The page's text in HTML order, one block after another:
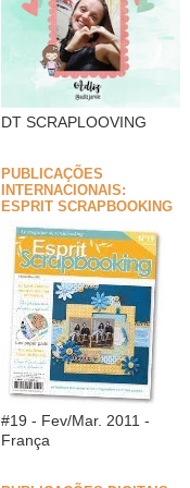
DT SCRAPLOOVING
PUBLICAÇÕES
INTERNACIONAIS:
ESPRIT SCRAPBOOKING
#19 - Fev/Mar. 2011 -
França